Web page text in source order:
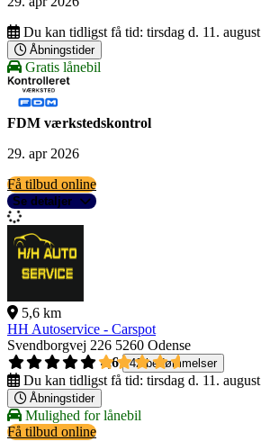
Du kan tidligst få tid: tirsdag d. 11. august
Åbningstider
Gratis lånebil
FDM værkstedskontrol
29. apr 2026
Få tilbud online
Se detaljer
5,6 km
HH Autoservice - Carspot
Svendborgvej 226 5260 Odense
4,6
42 bedømmelser
Du kan tidligst få tid: tirsdag d. 11. august
Åbningstider
Mulighed for lånebil
Få tilbud online